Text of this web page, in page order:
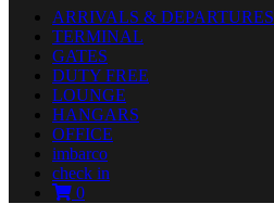
ARRIVALS & DEPARTURES
TERMINAL
GATES
DUTY FREE
LOUNGE
HANGARS
OFFICE
imbarco
check in
0